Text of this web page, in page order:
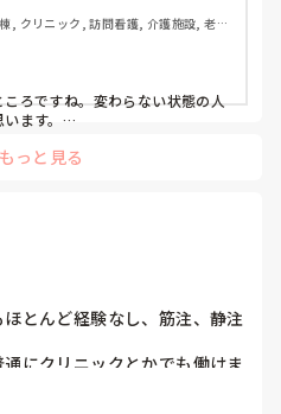
, クリニック, 訪問看護, 介護施設, 老健
派遣, 小規模多機能, 看護多機能
ろですね。変わらない状態の人
ます。
した。
っと見る
とんど経験なし、筋注、静注
にクリニックとかでも働けま
科や皮膚科あたりです)